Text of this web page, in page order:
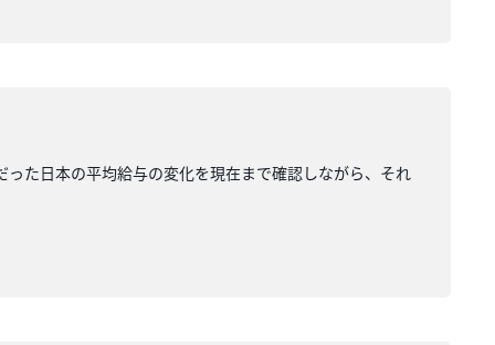
た日本の平均給与の変化を現在まで確認しながら、それ